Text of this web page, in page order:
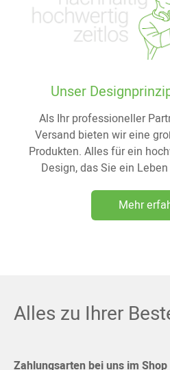
Unser
Als Ihr professioneller
Versand bieten wir eine
Produkten. Alles für ein
Design, das Sie ein
Mehr
Alles zu Ihrer
Zahlungsarten bei uns im Shop